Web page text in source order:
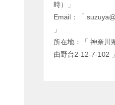
時）」
Email：「
」
所在地：「 神奈川
由野台2-12-7-102 」